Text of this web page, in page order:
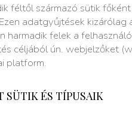
féltől származó sütik
adatgyűjtések
harmadik felek a
céljából ún. webjelzőket
platform.
SÜTIK ÉS TÍPUSAIK